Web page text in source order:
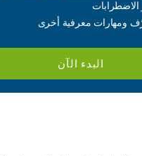
ومهارات معرفية أخرى
البدء الآن